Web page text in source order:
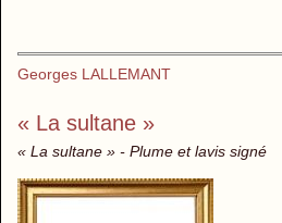
Georges LALLEMANT
« La sultane »
« La sultane » - Plume et lavis signé